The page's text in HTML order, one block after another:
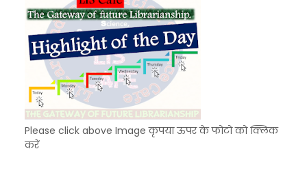
Please click above Image कृपया ऊपर के फोटो को क्लिक
करें